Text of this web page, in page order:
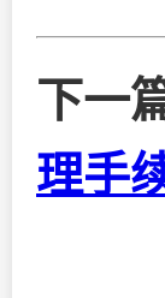
下一
理手